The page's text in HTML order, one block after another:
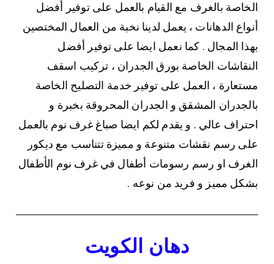
الخاصة بالغرف مع القيام بالعمل على توفير أفضل
أنواع الدهانات ، يعمل لدينا نخبة من العمال المختصين
بهذا المجال . كما نعمل ايضا على توفير أفضل
النقاشات الخاصة بورق الجدران ، تركيب اسقف
مستعارة ، العمل على توفير خدمة التصليح الخاصة
بالجدران المشقق و الجدران المحروقة بخبرة و
احتراف عالي . و يقدم لكم ايضا صباغ غرف نوم بالعمل
على رسم نقشات متنوعة و مميزة تتناسب مع ديكور
الغرف او رسم رسومات أطفال في غرف نوم الأطفال
بشكل مميز و فريد من نوعه .
دهان الكويت